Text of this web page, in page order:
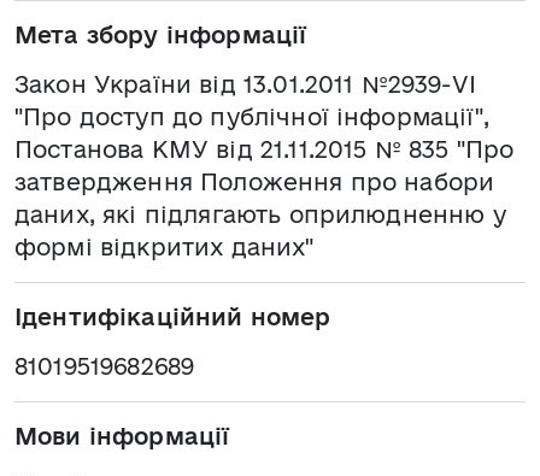
Мета збору інформації
Закон України від 13.01.2011 №2939-VI
"Про доступ до публічної інформації",
Постанова КМУ від 21.11.2015 № 835 "Про
затвердження Положення про набори
даних, які підлягають оприлюдненню у
формі відкритих даних"
Ідентифікаційний номер
81019519682689
Мови інформації